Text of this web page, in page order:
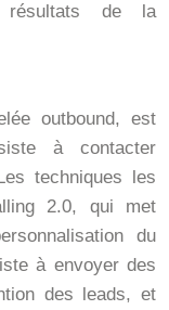
résultats de la
outbound, est
à contacter
techniques les
2.0, qui met
du
à envoyer des
des leads, et